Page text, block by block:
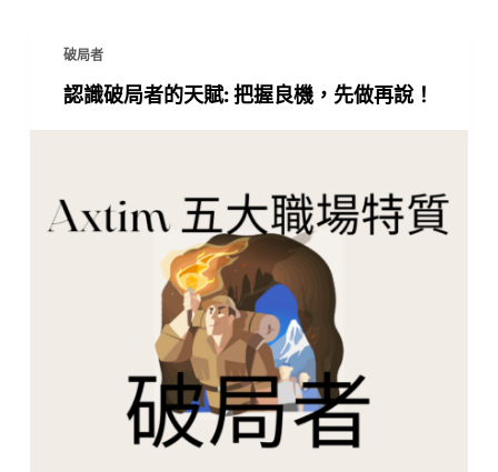
破局者
認識破局者的天賦: 把握良機，先做再說！